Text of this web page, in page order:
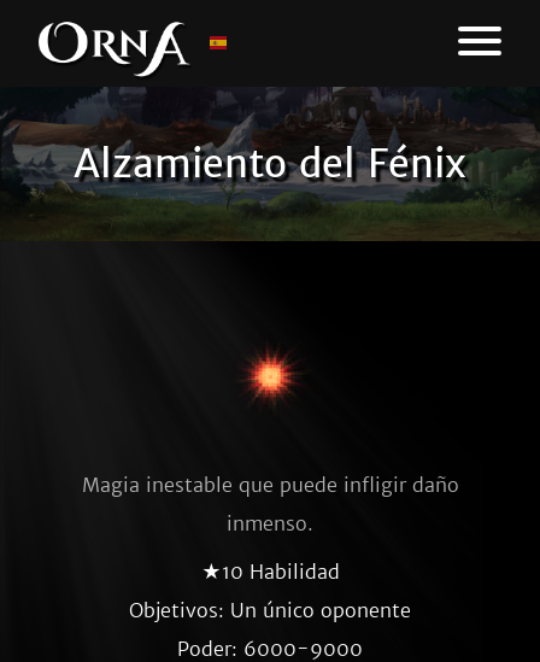
Alzamiento del Fénix
Magia inestable que puede infligir daño
inmenso.
★10 Habilidad
Objetivos: Un único oponente
Poder: 6000-9000